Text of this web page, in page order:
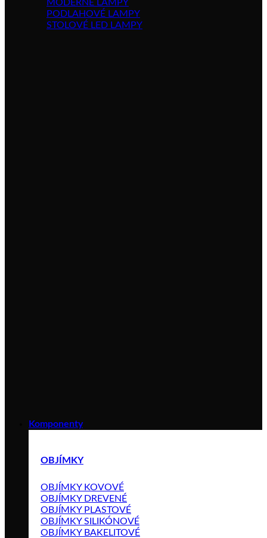
MODERNÉ LAMPY
PODLAHOVÉ LAMPY
STOLOVÉ LED LAMPY
Komponenty
OBJÍMKY
OBJÍMKY KOVOVÉ
OBJÍMKY DREVENÉ
OBJÍMKY PLASTOVÉ
OBJÍMKY SILIKÓNOVÉ
OBJÍMKY BAKELITOVÉ